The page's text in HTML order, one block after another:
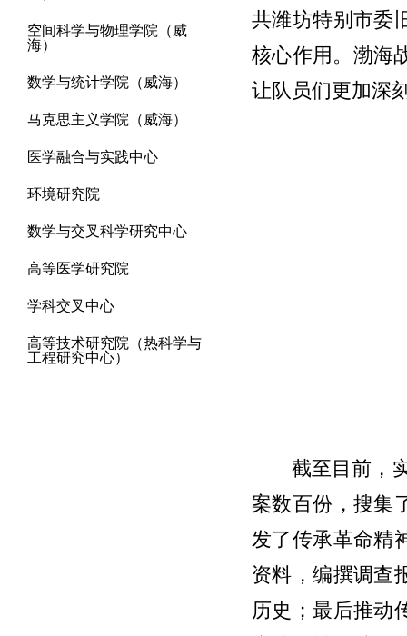
空间科学与物理学院（威
海）
数学与统计学院（威海）
马克思主义学院（威海）
医学融合与实践中心
环境研究院
数学与交叉科学研究中心
高等医学研究院
学科交叉中心
高等技术研究院（热科学与
工程研究中心）
共潍坊特别市委
核心作用。渤海
让队员们更加深
截至目前，
案数百份，搜集
发了传承革命精
资料，编撰调查
历史；最后推动